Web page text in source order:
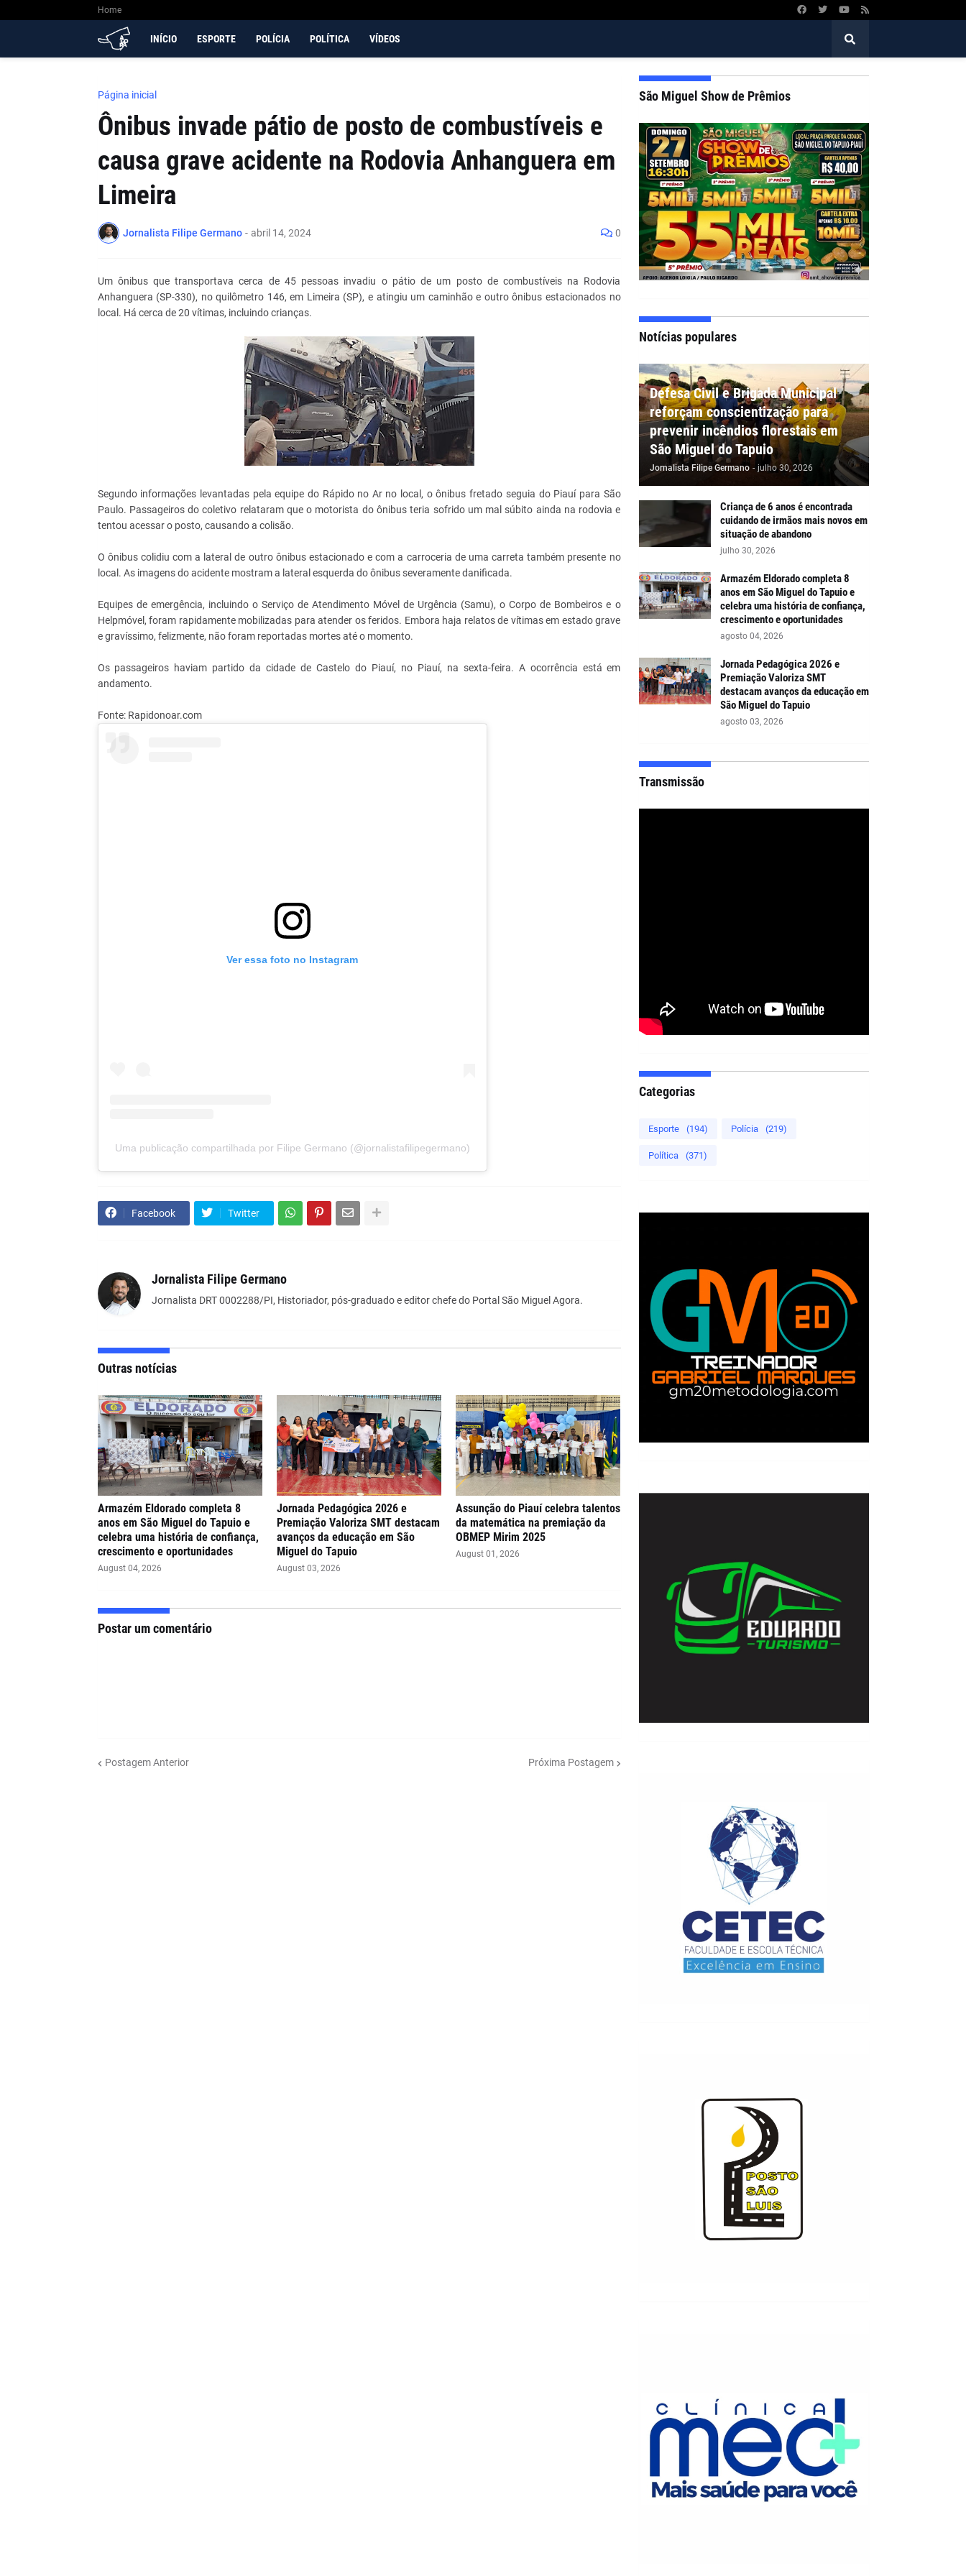
Home
INÍCIO ESPORTE POLÍCIA POLÍTICA VÍDEOS
Página inicial
Ônibus invade pátio de posto de combustíveis e
causa grave acidente na Rodovia Anhanguera em
Limeira
Jornalista Filipe Germano - abril 14, 2024 0
Um ônibus que transportava cerca de 45 pessoas invadiu o pátio de um posto de combustíveis na Rodovia
Anhanguera (SP-330), no quilômetro 146, em Limeira (SP), e atingiu um caminhão e outro ônibus estacionados no
local. Há cerca de 20 vítimas, incluindo crianças.
Segundo informações levantadas pela equipe do Rápido no Ar no local, o ônibus fretado seguia do Piauí para São
Paulo. Passageiros do coletivo relataram que o motorista do ônibus teria sofrido um mal súbito ainda na rodovia e
tentou acessar o posto, causando a colisão.
O ônibus colidiu com a lateral de outro ônibus estacionado e com a carroceria de uma carreta também presente no
local. As imagens do acidente mostram a lateral esquerda do ônibus severamente danificada.
Equipes de emergência, incluindo o Serviço de Atendimento Móvel de Urgência (Samu), o Corpo de Bombeiros e o
Helpmóvel, foram rapidamente mobilizadas para atender os feridos. Embora haja relatos de vítimas em estado grave
e gravíssimo, felizmente, não foram reportadas mortes até o momento.
Os passageiros haviam partido da cidade de Castelo do Piauí, no Piauí, na sexta-feira. A ocorrência está em
andamento.
Fonte: Rapidonoar.com
Ver essa foto no Instagram
Uma publicação compartilhada por Filipe Germano (@jornalistafilipegermano)
Facebook Twitter
Jornalista Filipe Germano
Jornalista DRT 0002288/PI, Historiador, pós-graduado e editor chefe do Portal São Miguel Agora.
Outras notícias
Armazém Eldorado completa 8
anos em São Miguel do Tapuio e
celebra uma história de confiança,
crescimento e oportunidades
August 04, 2026
Jornada Pedagógica 2026 e
Premiação Valoriza SMT destacam
avanços da educação em São
Miguel do Tapuio
August 03, 2026
Assunção do Piauí celebra talentos
da matemática na premiação da
OBMEP Mirim 2025
August 01, 2026
Postar um comentário
Postagem Anterior Próxima Postagem
São Miguel Show de Prêmios
Notícias populares
Defesa Civil e Brigada Municipal
reforçam conscientização para
prevenir incêndios florestais em
São Miguel do Tapuio
Jornalista Filipe Germano - julho 30, 2026
Criança de 6 anos é encontrada
cuidando de irmãos mais novos em
situação de abandono
julho 30, 2026
Armazém Eldorado completa 8
anos em São Miguel do Tapuio e
celebra uma história de confiança,
crescimento e oportunidades
agosto 04, 2026
Jornada Pedagógica 2026 e
Premiação Valoriza SMT
destacam avanços da educação em
São Miguel do Tapuio
agosto 03, 2026
Transmissão
Categorias
Esporte (194) Polícia (219)
Política (371)